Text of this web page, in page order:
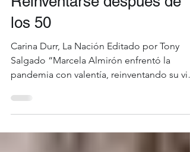
6 min de lectura
Reinventarse después de
los 50
Carina Durr, La Nación Editado por Tony
pandemia con valentía, reinventando su
a los 50 años y...